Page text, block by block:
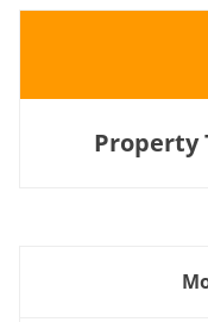
Property